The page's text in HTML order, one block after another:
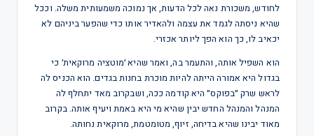
לחודש, משכורת נאה לכל הדעות, אך נמוכה משמעותית משלה. וככל
שהיא ניסתה לגמד את עצמה ולהאדיר אותו כדי שהפער ביניהם לא
יכאיב לו, כך הוא הפך ליותר אכזרי.
הוא השפיל אותה, והתעמר בה, ואמר שהיא ׳מוטציה מרוקאית׳ כי
בגדול היא אמורה הייתה להיות מוכרת בחנות בגדים. הוא הכניס לה
לראש שרק ״בפוקס״ היא קודמה ככה, ושבקרוב מאד יתחלף לה
המנהל והמנהל החדש יבין שהיא מי היא באמת ויעיף אותה. בקרוב
מאוד יבינו שהיא בדיחה, זיוף, מטומטמת, מרוקאית נחותה.